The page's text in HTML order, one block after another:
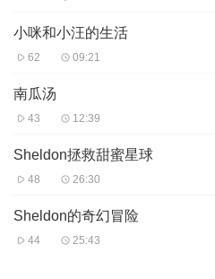
小咪和小汪的生活
62 09:21
南瓜汤
43 12:39
Sheldon拯救甜蜜星球
48 26:30
Sheldon的奇幻冒险
44 25:43